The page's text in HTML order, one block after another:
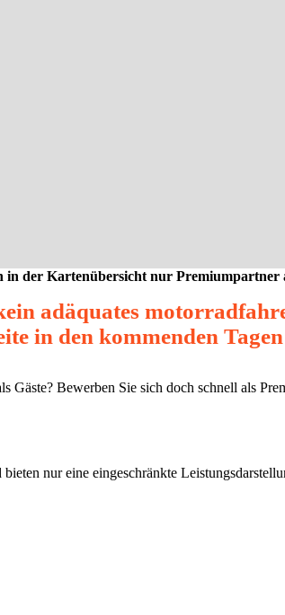
in der Kartenübersicht nur Premiumpartner
adäquates
in den kommenden
Bewerben Sie sich doch schnell als
bieten nur eine eingeschränkte